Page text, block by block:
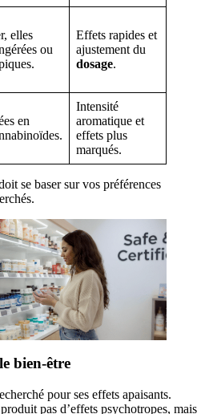
elles
ou
Effets rapides et
ajustement du
dosage.
en
Intensité
aromatique et
effets plus
marqués.
se baser sur vos préférences
bien-être
pour ses effets apaisants.
pas d’effets psychotropes, mais